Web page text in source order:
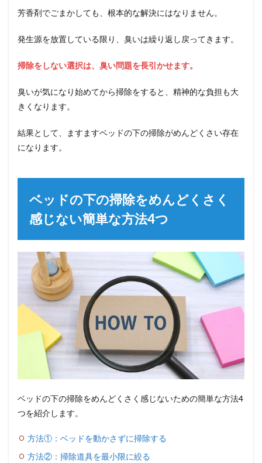
芳香剤でごまかしても、根本的な解決にはなりません。
発生源を放置している限り、臭いは繰り返し戻ってきます。
掃除をしない選択は、臭い問題を長引かせます。
臭いが気になり始めてから掃除をすると、精神的な負担も大
きくなります。
結果として、ますますベッドの下の掃除がめんどくさい存在
になります。
ベッドの下の掃除をめんどくさく
感じない簡単な方法4つ
ベッドの下の掃除をめんどくさく感じないための簡単な方法4
つを紹介します。
方法①：ベッドを動かさずに掃除する
方法②：掃除道具を最小限に絞る